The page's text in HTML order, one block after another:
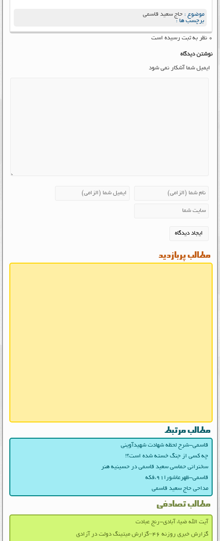
موضوع :حاج سعید قاسمی
برچسب ها :
۰ نظر به ثبت رسیده است
نوشتن دیدگاه
ایمیل شما آشکار نمی شود
مطالب پربازدید
مطالب مرتبط
قاسمی-شرح لحظه شهادت شهیدآوینی
چه کسی از جنگ خسته شده است؟!
سخنرانی حماسی سعید قاسمی در حسینیه هنر
قاسمی-ظهرعاشورا۹۱،فکه
مداحی حاج سعید قاسمی
مطالب تصادفی
آیت الله ضیاء آبادی-رنج عبادت
گزارش خبری روزنه ۴۶–گزارش میتینگ دولت در آزادی